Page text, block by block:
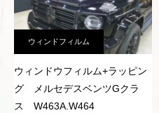
ウィンドフィルム
ウィンドウフィルム+ラッピン
グ メルセデスベンツGクラ
ス W463A.W464